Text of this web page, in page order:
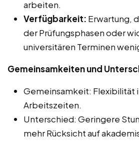
arbeiten.
Verfügbarkeit: Erwartung,
der Prüfungsphasen oder
universitären Terminen
Gemeinsamkeiten und
Gemeinsamkeit: Flexibilität
Arbeitszeiten.
Unterschied: Geringere
mehr Rücksicht auf